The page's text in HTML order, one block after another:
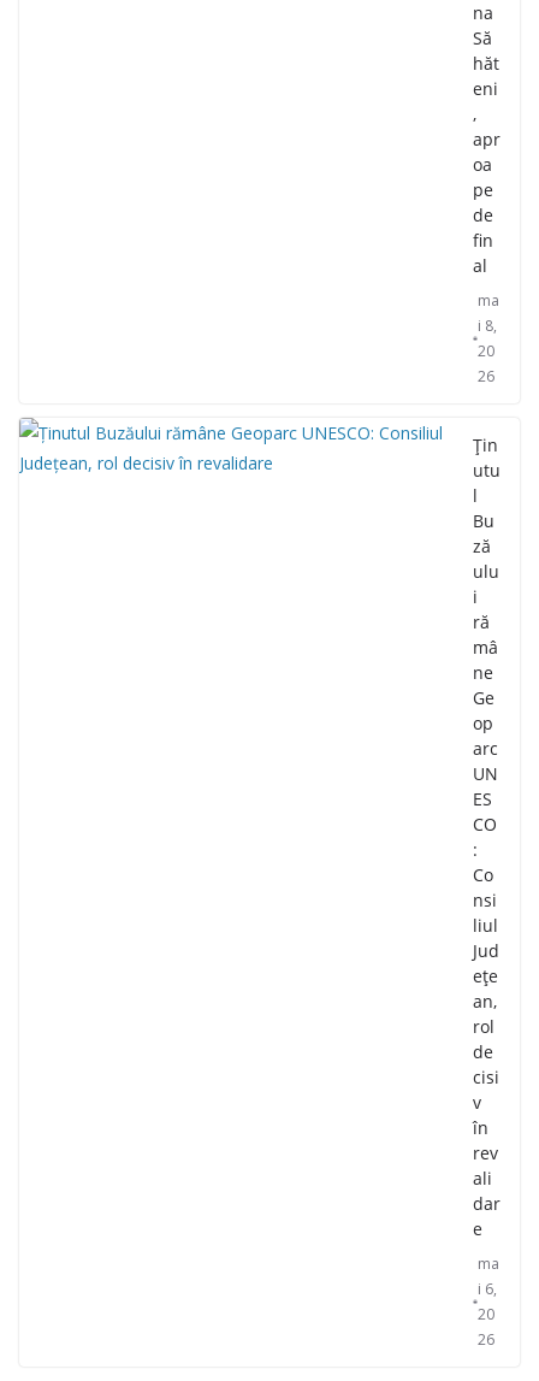
na
Să
hăt
eni
,
apr
oa
pe
de
fin
al
ma
i 8,
20
26
Țin
utu
l
Bu
ză
ulu
i
ră
mâ
ne
Ge
op
arc
UN
ES
CO
:
Co
nsi
liul
Jud
ețe
an,
rol
de
cisi
v
în
rev
ali
dar
e
ma
i 6,
20
26